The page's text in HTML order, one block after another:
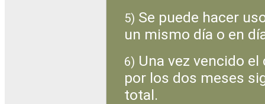
5) Se puede hacer
un mismo día o en
6) Una vez vencido
por los dos meses
total.